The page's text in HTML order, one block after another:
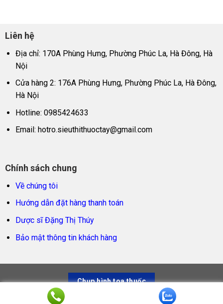
Liên hệ
Địa chỉ: 170A Phùng Hưng, Phường Phúc La, Hà Đông, Hà
Nội
Cửa hàng 2: 176A Phùng Hưng, Phường Phúc La, Hà Đông,
Hà Nội
Hotline: 0985424633
Email: hotro.sieuthithuoctay@gmail.com
Chính sách chung
Về chúng tôi
Hướng dẫn đặt hàng thanh toán
Dược sĩ Đặng Thị Thúy
Bảo mật thông tin khách hàng
Chụp hình toa thuốc